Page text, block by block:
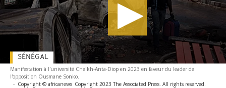
Manifestation à l'université Cheikh-Anta-Diop en 2023 en faveur du leader de
l'opposition Ousmane Sonko.
- Copyright © africanews Copyright 2023 The Associated Press. All rights reserved.
SÉNÉGAL